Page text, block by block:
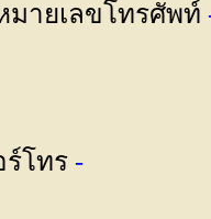
มายเลขโทรศัพท์
ร์โทร -